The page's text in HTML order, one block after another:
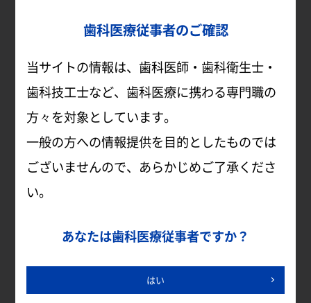
2021.11.27
歯科衛生士の心得クイズ
75～84歳の「8020」達成者の割合は？
歯科医療従事者のご確認
当サイトの情報は、歯科医師・歯科衛生士・
歯科技工士など、歯科医療に携わる専門職の
方々を対象としています。
一般の方への情報提供を目的としたものでは
ございませんので、あらかじめご了承くださ
い。
あなたは歯科医療従事者ですか？
はい